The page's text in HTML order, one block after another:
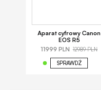
Aparat cyfrowy Canon
EOS R5
11999 PLN 12989 PLN
SPRAWDŹ